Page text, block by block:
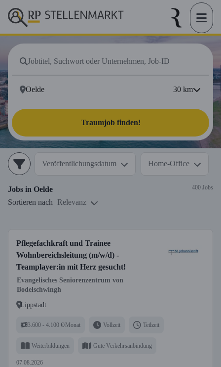
30 km
Traumjob finden!
Veröffentlichungsdatum Home-Office
Jobs in Oelde 400 Jobs
Sortieren nach Relevanz
Pflegefachkraft und Trainee
Wohnbereichsleitung (m/w/d) -
Teamplayer:in mit Herz gesucht!
Evangelisches Seniorenzentrum von
Bodelschwingh
Lippstadt
3.600 - 4.100 €/Monat Vollzeit Teilzeit
Weiterbildungen Gute Verkehrsanbindung
07.08.2026